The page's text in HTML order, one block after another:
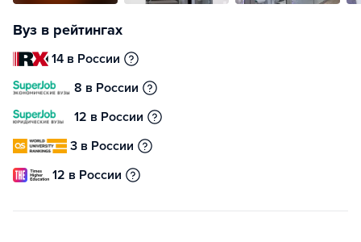
Вуз в рейтингах
14 в России
8 в России
12 в России
3 в России
12 в России